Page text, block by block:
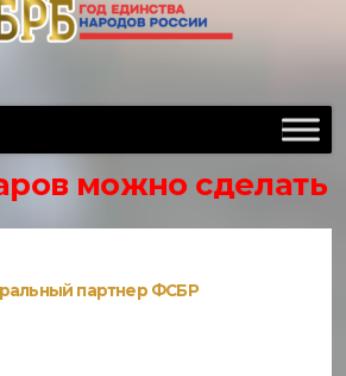
сделать
партнер ФСБР